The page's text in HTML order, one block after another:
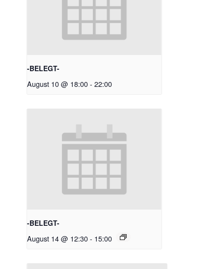
-BELEGT-
August 10 @ 18:00- 22:00
-BELEGT-
August 14 @ 12:30- 15:00